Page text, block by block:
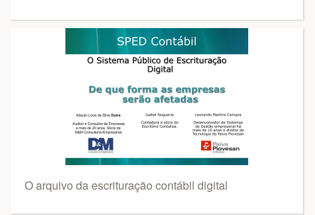
O arquivo da escrituração contábil digital